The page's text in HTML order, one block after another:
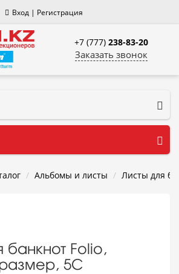
Вход| Регистрация
+7 (777) 238-83-20
Заказать звонок
Альбомы и листы Листы для
банкнот Folio,
5С